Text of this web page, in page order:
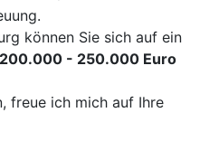
können Sie sich auf ein
200.000 - 250.000 Euro
freue ich mich auf Ihre